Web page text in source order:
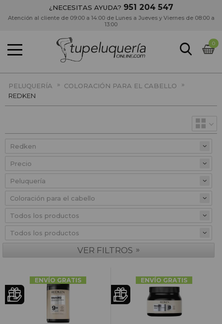
¿NECESITAS AYUDA? 951 204 547
Atención al cliente de 09:00 a 14:00 de Lunes a Jueves y Viernes de 08:00 a
13:00
0
PELUQUERÍA » COLORACIÓN PARA EL CABELLO
»
REDKEN
Precio
VER FILTROS »
ENVÍO GRATIS ENVÍO GRATIS